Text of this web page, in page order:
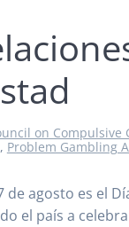
on Compulsive
, Problem Gambling
de agosto es el
el país a